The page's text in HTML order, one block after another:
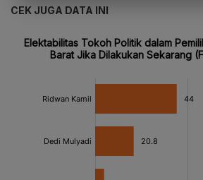
CEK JUGA DATA INI